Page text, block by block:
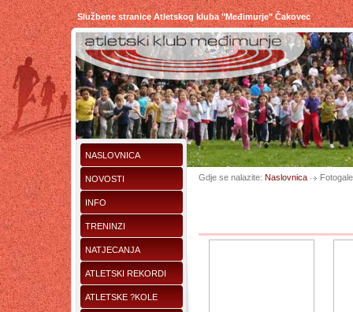
Službene stranice Atletskog kluba "Međimurje" Čakovec
NASLOVNICA
NOVOSTI
INFO
TRENINZI
NATJECANJA
ATLETSKI REKORDI
ATLETSKE ?KOLE
Gdje se nalazite: Naslovnica